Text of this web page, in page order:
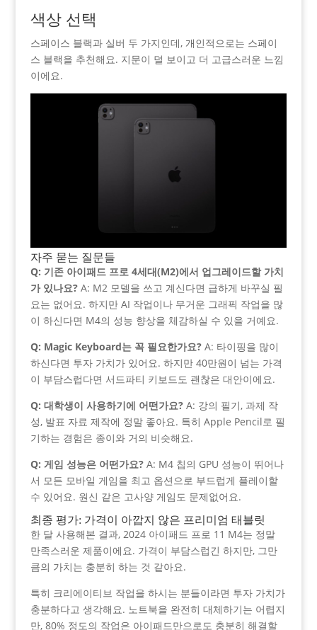
색상 선택
스페이스 블랙과 실버 두 가지인데, 개인적으로는 스페이
스 블랙을 추천해요. 지문이 덜 보이고 더 고급스러운 느낌
이에요.
자주 묻는 질문들
Q: 기존 아이패드 프로 4세대(M2)에서 업그레이드할 가치
가 있나요?A: M2 모델을 쓰고 계신다면 급하게 바꾸실 필
요는 없어요. 하지만 AI 작업이나 무거운 그래픽 작업을 많
이 하신다면 M4의 성능 향상을 체감하실 수 있을 거예요.
Q: Magic Keyboard는 꼭 필요한가요?A: 타이핑을 많이
하신다면 투자 가치가 있어요. 하지만 40만원이 넘는 가격
이 부담스럽다면 서드파티 키보드도 괜찮은 대안이에요.
Q: 대학생이 사용하기에 어떤가요?A: 강의 필기, 과제 작
성, 발표 자료 제작에 정말 좋아요. 특히 Apple Pencil로 필
기하는 경험은 종이와 거의 비슷해요.
Q: 게임 성능은 어떤가요?A: M4 칩의 GPU 성능이 뛰어나
서 모든 모바일 게임을 최고 옵션으로 부드럽게 플레이할
수 있어요. 원신 같은 고사양 게임도 문제없어요.
최종 평가: 가격이 아깝지 않은 프리미엄 태블릿
한 달 사용해본 결과, 2024 아이패드 프로 11 M4는 정말
만족스러운 제품이에요. 가격이 부담스럽긴 하지만, 그만
큼의 가치는 충분히 하는 것 같아요.
특히 크리에이티브 작업을 하시는 분들이라면 투자 가치가
충분하다고 생각해요. 노트북을 완전히 대체하기는 어렵지
만, 80% 정도의 작업은 아이패드만으로도 충분히 해결할